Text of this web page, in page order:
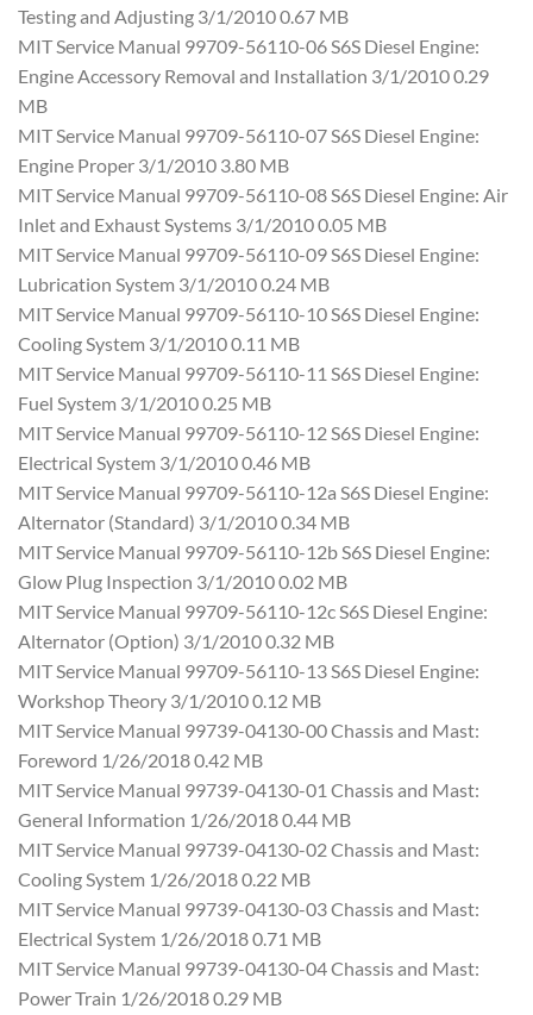
Testing and Adjusting 3/1/2010 0.67 MB
MIT Service Manual 99709-56110-06 S6S Diesel Engine:
Engine Accessory Removal and Installation 3/1/2010 0.29
MB
MIT Service Manual 99709-56110-07 S6S Diesel Engine:
Engine Proper 3/1/2010 3.80 MB
MIT Service Manual 99709-56110-08 S6S Diesel Engine: Air
Inlet and Exhaust Systems 3/1/2010 0.05 MB
MIT Service Manual 99709-56110-09 S6S Diesel Engine:
Lubrication System 3/1/2010 0.24 MB
MIT Service Manual 99709-56110-10 S6S Diesel Engine:
Cooling System 3/1/2010 0.11 MB
MIT Service Manual 99709-56110-11 S6S Diesel Engine:
Fuel System 3/1/2010 0.25 MB
MIT Service Manual 99709-56110-12 S6S Diesel Engine:
Electrical System 3/1/2010 0.46 MB
MIT Service Manual 99709-56110-12a S6S Diesel Engine:
Alternator (Standard) 3/1/2010 0.34 MB
MIT Service Manual 99709-56110-12b S6S Diesel Engine:
Glow Plug Inspection 3/1/2010 0.02 MB
MIT Service Manual 99709-56110-12c S6S Diesel Engine:
Alternator (Option) 3/1/2010 0.32 MB
MIT Service Manual 99709-56110-13 S6S Diesel Engine:
Workshop Theory 3/1/2010 0.12 MB
MIT Service Manual 99739-04130-00 Chassis and Mast:
Foreword 1/26/2018 0.42 MB
MIT Service Manual 99739-04130-01 Chassis and Mast:
General Information 1/26/2018 0.44 MB
MIT Service Manual 99739-04130-02 Chassis and Mast:
Cooling System 1/26/2018 0.22 MB
MIT Service Manual 99739-04130-03 Chassis and Mast:
Electrical System 1/26/2018 0.71 MB
MIT Service Manual 99739-04130-04 Chassis and Mast:
Power Train 1/26/2018 0.29 MB